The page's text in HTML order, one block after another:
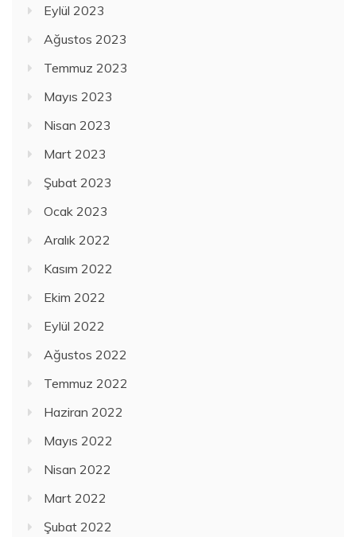
Eylül 2023
Ağustos 2023
Temmuz 2023
Mayıs 2023
Nisan 2023
Mart 2023
Şubat 2023
Ocak 2023
Aralık 2022
Kasım 2022
Ekim 2022
Eylül 2022
Ağustos 2022
Temmuz 2022
Haziran 2022
Mayıs 2022
Nisan 2022
Mart 2022
Şubat 2022